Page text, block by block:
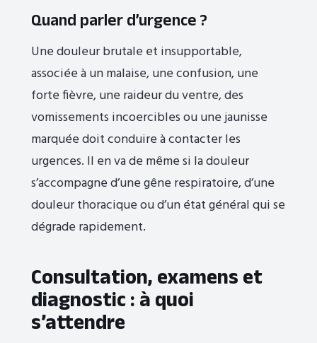
Quand parler d’urgence ?
Une douleur brutale et insupportable,
associée à un malaise, une confusion, une
forte fièvre, une raideur du ventre, des
vomissements incoercibles ou une jaunisse
marquée doit conduire à contacter les
urgences. Il en va de même si la douleur
s’accompagne d’une gêne respiratoire, d’une
douleur thoracique ou d’un état général qui se
dégrade rapidement.
Consultation, examens et
diagnostic : à quoi
s’attendre